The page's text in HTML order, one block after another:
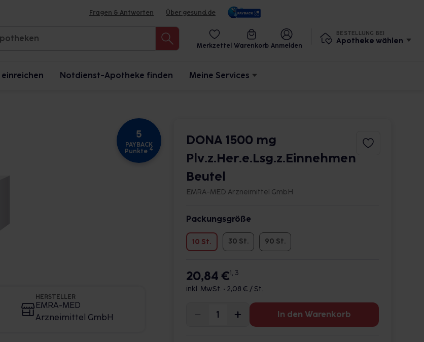
Fragen & Antworten Über gesund.de
Merkzettel Warenkorb Anmelden
BESTELLUNG BEI
Apotheke wählen
Notdienst-Apotheke finden Meine Services
5
PAYBACK
Punkte 4
HERSTELLER
EMRA-MED
Arzneimittel GmbH
DONA 1500 mg
Plv.z.Her.e.Lsg.z.Einnehmen
Beutel
EMRA-MED Arzneimittel GmbH
Packungsgröße
10 St. 30 St. 90 St.
20,84 €1, 3
inkl. MwSt. • 2,08 € / St.
In den Warenkorb